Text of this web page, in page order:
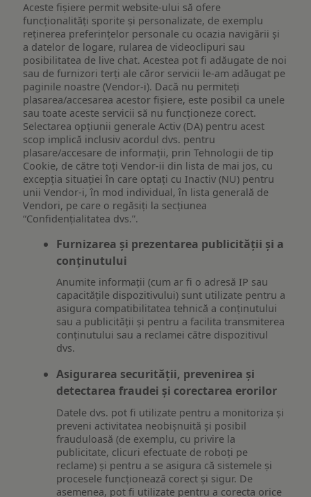
Aceste fișiere permit website-ului să ofere
funcționalități sporite și personalizate, de exemplu
reţinerea preferinţelor personale cu ocazia navigării și
a datelor de logare, rularea de videoclipuri sau
posibilitatea de live chat. Acestea pot fi adăugate de noi
sau de furnizori terți ale căror servicii le-am adăugat pe
paginile noastre (Vendor-i). Dacă nu permiteți
plasarea/accesarea acestor fișiere, este posibil ca unele
sau toate aceste servicii să nu funcționeze corect.
Selectarea opțiunii generale Activ (DA) pentru acest
scop implică inclusiv acordul dvs. pentru
plasare/accesare de informații, prin Tehnologii de tip
Cookie, de către toți Vendor-ii din lista de mai jos, cu
excepția situației în care optați cu Inactiv (NU) pentru
unii Vendor-i, în mod individual, în lista generală de
Vendori, pe care o regăsiți la secțiunea
“Confidențialitatea dvs.”.
Furnizarea și prezentarea publicității și a
conținutului
Anumite informații (cum ar fi o adresă IP sau
capacitățile dispozitivului) sunt utilizate pentru a
asigura compatibilitatea tehnică a conținutului
sau a publicității și pentru a facilita transmiterea
conținutului sau a reclamei către dispozitivul
dvs.
Asigurarea securității, prevenirea și
detectarea fraudei și corectarea erorilor
Datele dvs. pot fi utilizate pentru a monitoriza și
preveni activitatea neobișnuită și posibil
frauduloasă (de exemplu, cu privire la
publicitate, clicuri efectuate de roboți pe
reclame) și pentru a se asigura că sistemele și
procesele funcționează corect și sigur. De
asemenea, pot fi utilizate pentru a corecta orice